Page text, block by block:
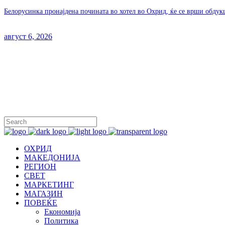
Белорусинка пронајдена почината во хотел во Охрид, ќе се врши
август 6, 2026
ОХРИД
МАКЕДОНИЈА
РЕГИОН
СВЕТ
МАРКЕТИНГ
МАГАЗИН
ПОВЕЌЕ
Економија
Политика